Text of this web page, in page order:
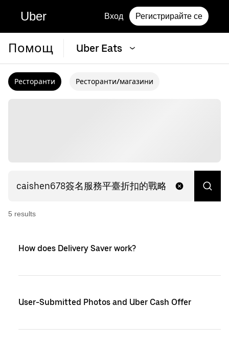
Uber Вход Регистрирайте се
Помощ Uber Eats
Ресторанти Ресторанти/магазини
5 results
How does Delivery Saver work?
User-Submitted Photos and Uber Cash Offer